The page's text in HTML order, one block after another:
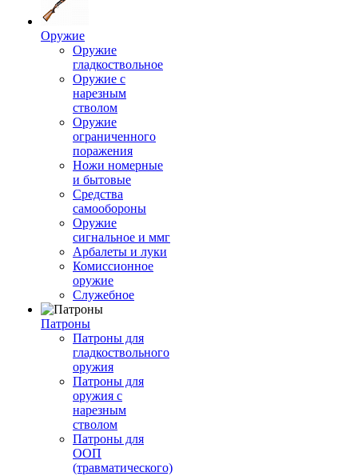
Оружие
Оружие
гладкоствольное
Оружие с
нарезным
стволом
Оружие
ограниченного
поражения
Ножи номерные
и бытовые
Средства
самообороны
Оружие
сигнальное и ммг
Арбалеты и луки
Комиссионное
оружие
Служебное
Патроны
Патроны для
гладкоствольного
оружия
Патроны для
оружия с
нарезным
стволом
Патроны для
ООП
(травматического)